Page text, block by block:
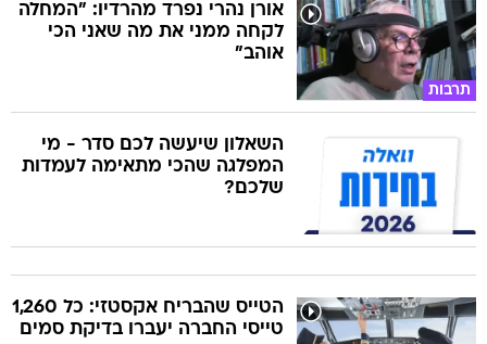
תרבות
אורן נהרי נפרד מהרדיו: "המחלה
לקחה ממני את מה שאני הכי
אוהב"
השאלון שיעשה לכם סדר - מי
המפלגה שהכי מתאימה לעמדות
שלכם?
הטייס שהבריח אקסטזי: כל 1,260
טייסי החברה יעברו בדיקת סמים